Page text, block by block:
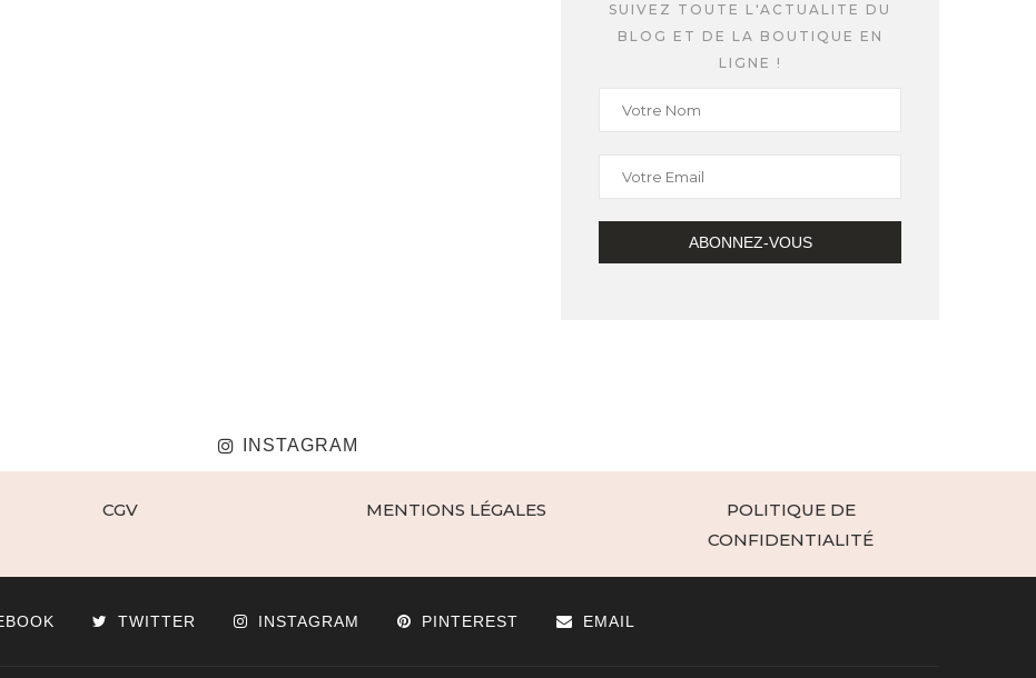
SUIVEZ TOUTE L'ACTUALITE DU
BLOG ET DE LA BOUTIQUE EN
LIGNE !
INSTAGRAM
CGV MENTIONS LÉGALES
POLITIQUE DE
CONFIDENTIALITÉ
TWITTER INSTAGRAM PINTEREST EMAIL